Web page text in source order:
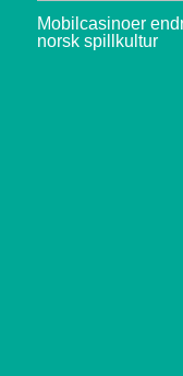
Mobilcasinoer
norsk spillkultur